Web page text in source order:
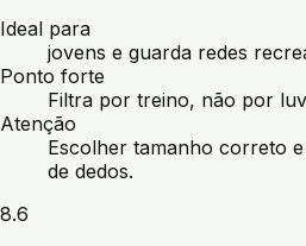
Ideal para
jovens e guarda redes
Ponto forte
Filtra por treino, não por
Atenção
Escolher tamanho correto
de dedos.
8.6